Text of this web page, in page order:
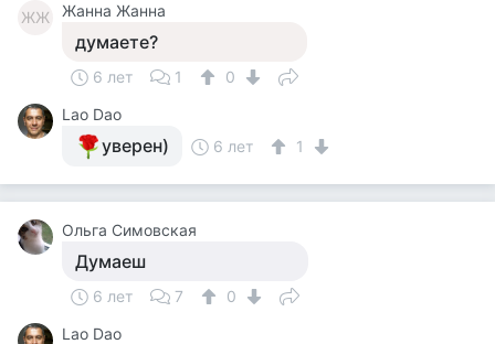
ЖЖ Жанна Жанна
думаете?
6 лет 1
0
Lao Dao
уверен) 6 лет 1
Ольга Симовская
Думаеш
6 лет 7
0
Lao Dao